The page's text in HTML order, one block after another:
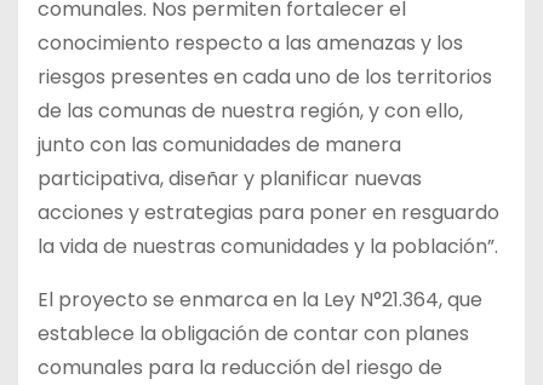
comunales. Nos permiten fortalecer el
conocimiento respecto a las amenazas y los
riesgos presentes en cada uno de los territorios
de las comunas de nuestra región, y con ello,
junto con las comunidades de manera
participativa, diseñar y planificar nuevas
acciones y estrategias para poner en resguardo
la vida de nuestras comunidades y la población”.
El proyecto se enmarca en la Ley N°21.364, que
establece la obligación de contar con planes
comunales para la reducción del riesgo de